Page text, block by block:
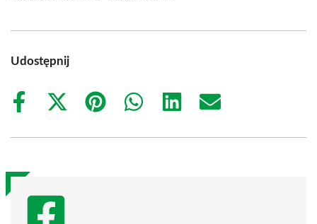
Udostępnij
Share
Share
(Twitter)
Share
Share
Share
Share